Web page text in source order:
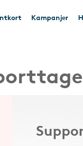
Kampanjer